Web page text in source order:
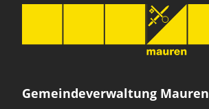
Gemeindeverwaltung Mauren